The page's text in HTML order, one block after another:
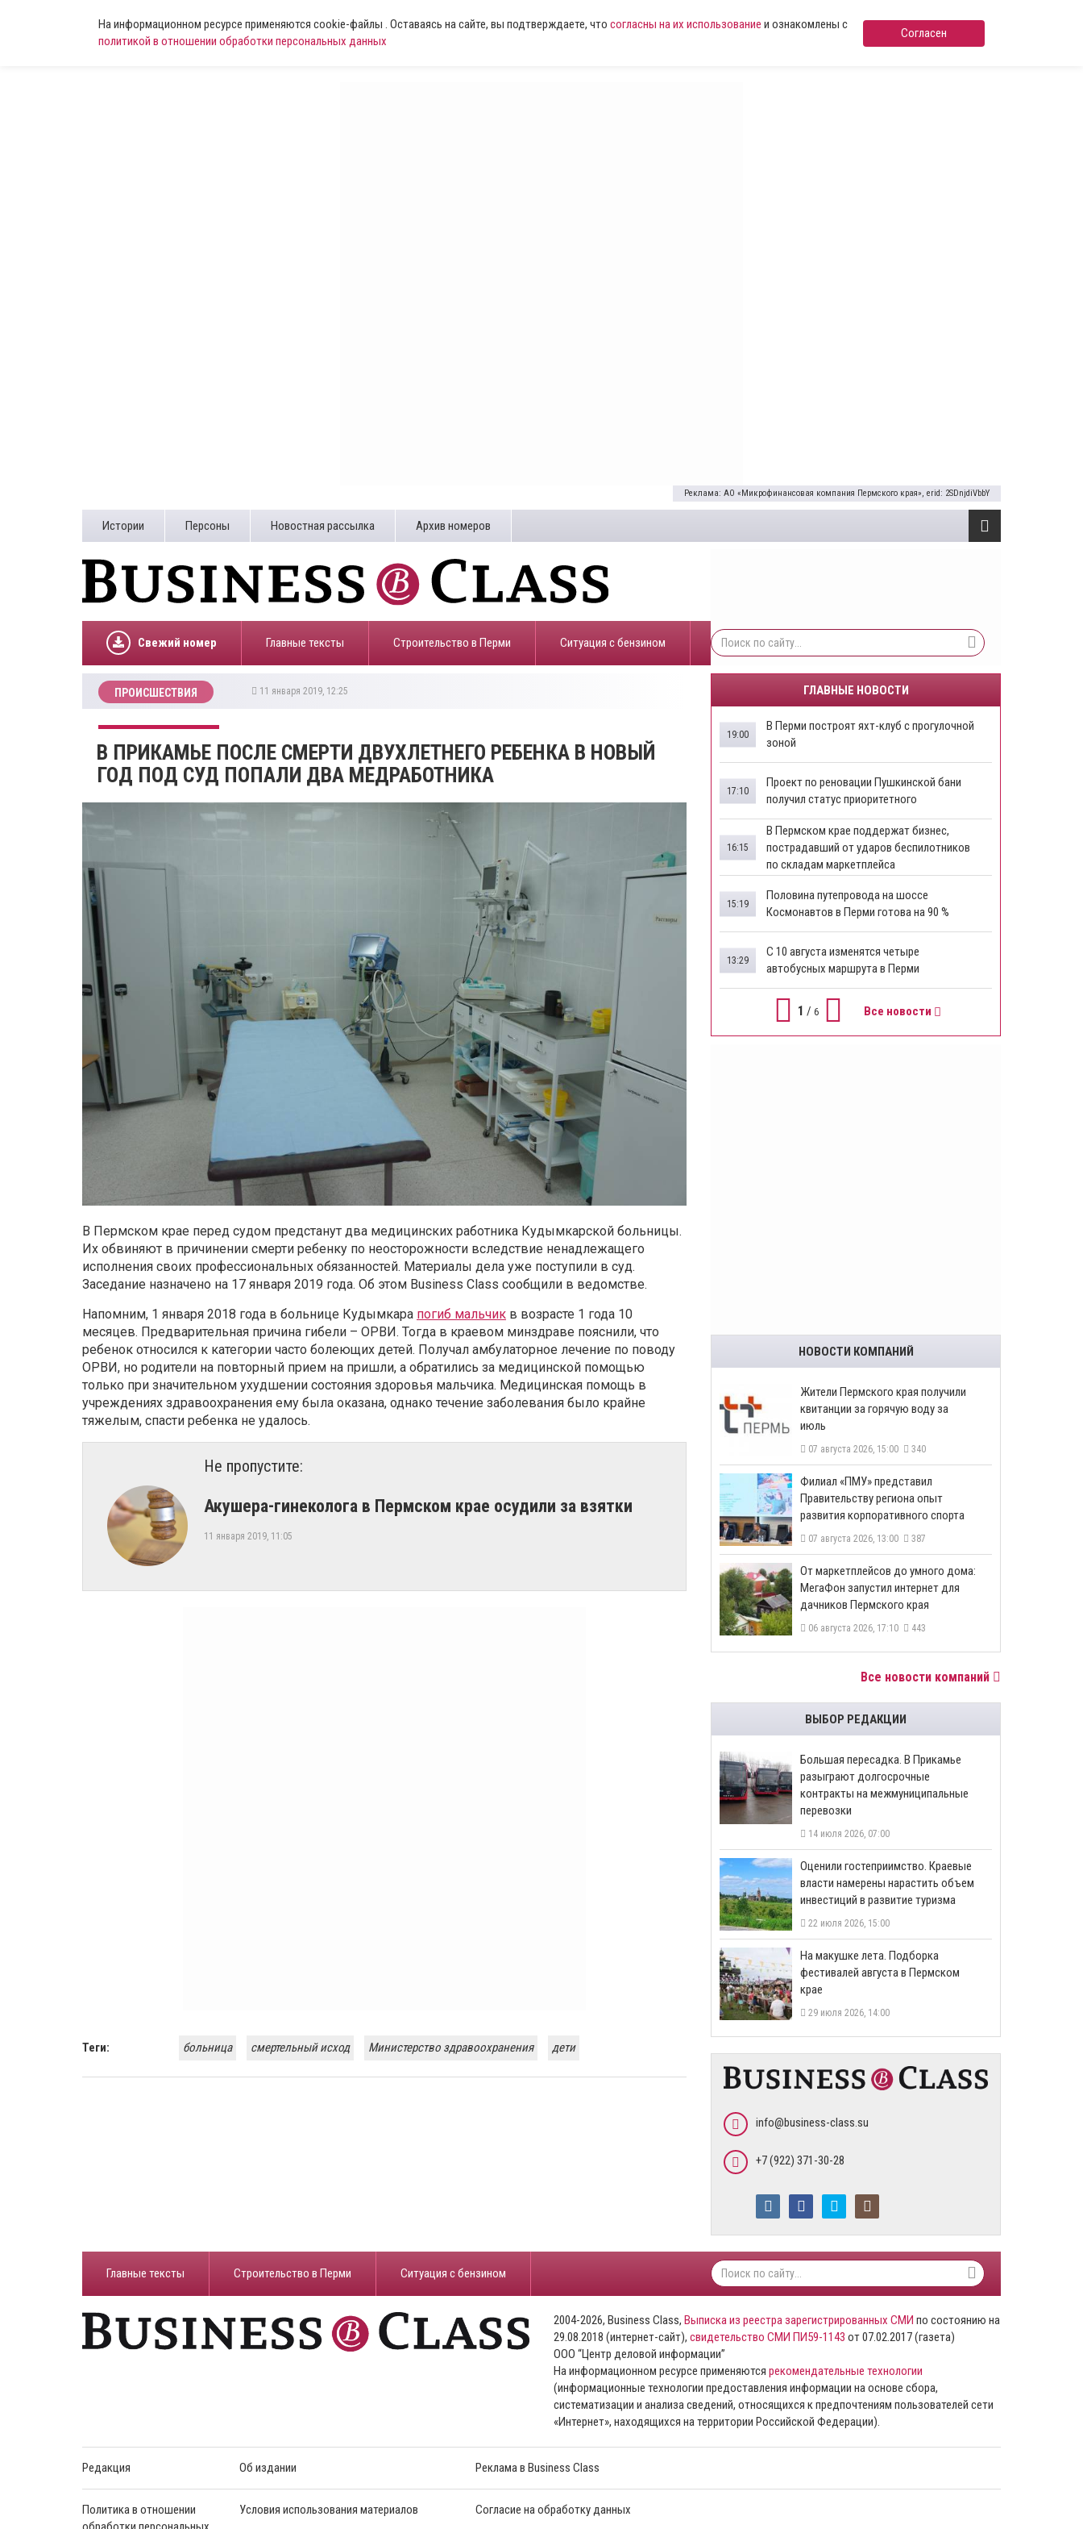
На информационном ресурсе применяются cookie-файлы . Оставаясь на сайте, вы подтверждаете, что согласны на их использование и ознакомлены с
политикой в отношении обработки персональных данных
Согласен
Реклама: АО «Микрофинансовая компания Пермского края», erid: 2SDnjdiVbbY
Истории Персоны Новостная рассылка Архив номеров
Свежий номер Главные тексты Строительство в Перми ​Ситуация с бензином
ПРОИСШЕСТВИЯ 11 января 2019, 12:25
В ПРИКАМЬЕ ПОСЛЕ СМЕРТИ ДВУХЛЕТНЕГО РЕБЕНКА В НОВЫЙ
ГОД ПОД СУД ПОПАЛИ ДВА МЕДРАБОТНИКА
В Пермском крае перед судом предстанут два медицинских работника Кудымкарской больницы.
Их обвиняют в причинении смерти ребенку по неосторожности вследствие ненадлежащего
исполнения своих профессиональных обязанностей. Материалы дела уже поступили в суд.
Заседание назначено на 17 января 2019 года. Об этом Business Class сообщили в ведомстве.
Напомним, 1 января 2018 года в больнице Кудымкара погиб мальчик в возрасте 1 года 10
месяцев. Предварительная причина гибели – ОРВИ. Тогда в краевом минздраве пояснили, что
ребенок относился к категории часто болеющих детей. Получал амбулаторное лечение по поводу
ОРВИ, но родители на повторный прием на пришли, а обратились за медицинской помощью
только при значительном ухудшении состояния здоровья мальчика. Медицинская помощь в
учреждениях здравоохранения ему была оказана, однако течение заболевания было крайне
тяжелым, спасти ребенка не удалось.
Не пропустите:
Акушера-гинеколога в Пермском крае осудили за взятки
11 января 2019, 11:05
Теги: больница смертельный исход Министерство здравоохранения дети
ГЛАВНЫЕ НОВОСТИ
В Перми построят яхт-клуб с прогулочной
зоной
19:00
​Проект по реновации Пушкинской бани
получил статус приоритетного
17:10
​В Пермском крае поддержат бизнес,
пострадавший от ударов беспилотников
по складам маркетплейса
16:15
​Половина путепровода на шоссе
Космонавтов в Перми готова на 90 %
15:19
​С 10 августа изменятся четыре
автобусных маршрута в Перми
13:29
1 / 6 Все новости
НОВОСТИ КОМПАНИЙ
​Жители Пермского края получили
квитанции за горячую воду за
июль
07 августа 2026, 15:00 340
​Филиал «ПМУ» представил
Правительству региона опыт
развития корпоративного спорта
07 августа 2026, 13:00 387
От маркетплейсов до умного дома:
МегаФон запустил интернет для
дачников Пермского края
06 августа 2026, 17:10 443
Все новости компаний
ВЫБОР РЕДАКЦИИ
Большая пересадка. В Прикамье
разыграют долгосрочные
контракты на межмуниципальные
перевозки
14 июля 2026, 07:00
Оценили гостеприимство. Краевые
власти намерены нарастить объем
инвестиций в развитие туризма
22 июля 2026, 15:00
На макушке лета. Подборка
фестивалей августа в Пермском
крае
29 июля 2026, 14:00
info@business-class.su
+7 (922) 371-30-28
Главные тексты Строительство в Перми ​Ситуация с бензином
2004-2026, Business Class, Выписка из реестра зарегистрированных СМИ по состоянию на
29.08.2018 (интернет-сайт), свидетельство СМИ ПИ59-1143 от 07.02.2017 (газета)
ООО “Центр деловой информации”
На информационном ресурсе применяются рекомендательные технологии
(информационные технологии предоставления информации на основе сбора,
систематизации и анализа сведений, относящихся к предпочтениям пользователей сети
«Интернет», находящихся на территории Российской Федерации).
Редакция Об издании Реклама в Business Class
Политика в отношении
Условия использования материалов Согласие на обработку данных